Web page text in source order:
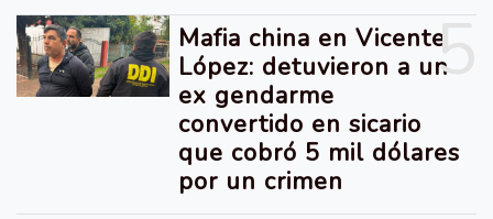
5
Mafia china en Vicente
López: detuvieron a un
ex gendarme
convertido en sicario
que cobró 5 mil dólares
por un crimen